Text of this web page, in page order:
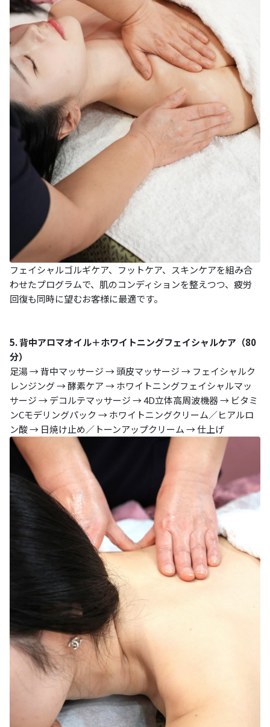
フェイシャルゴルギケア、フットケア、スキンケアを組み合
わせたプログラムで、肌のコンディションを整えつつ、疲労
回復も同時に望むお客様に最適です。
5. 背中アロマオイル＋ホワイトニングフェイシャルケア（80
分）
足湯 → 背中マッサージ → 頭皮マッサージ → フェイシャルク
レンジング → 酵素ケア → ホワイトニングフェイシャルマッ
サージ → デコルテマッサージ → 4D立体高周波機器 → ビタミ
ンCモデリングパック → ホワイトニングクリーム／ヒアルロ
ン酸 → 日焼け止め／トーンアップクリーム → 仕上げ